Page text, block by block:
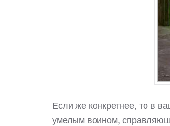
Если же конкретнее, то в
умелым воином,